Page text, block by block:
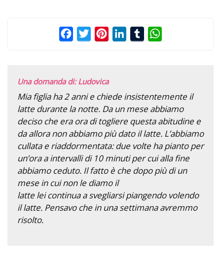
FacebookTwitterPinterestLinkedInTumblr
Una domanda di: Ludovica
Mia figlia ha 2 anni e chiede insistentemente il
latte durante la notte. Da un mese abbiamo
deciso che era ora di togliere questa abitudine e
da allora non abbiamo più dato il latte. L’abbiamo
cullata e riaddormentata: due volte ha pianto per
un’ora a intervalli di 10 minuti per cui alla fine
abbiamo ceduto. Il fatto è che dopo più di un
mese in cui non le diamo il
latte lei continua a svegliarsi piangendo volendo
il latte. Pensavo che in una settimana avremmo
risolto.